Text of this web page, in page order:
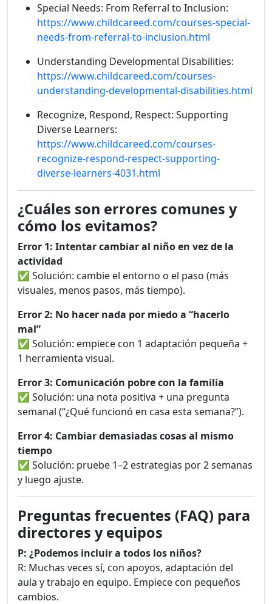
Special Needs: From Referral to Inclusion:
https://www.childcareed.com/courses-special-
needs-from-referral-to-inclusion.html
Understanding Developmental Disabilities:
https://www.childcareed.com/courses-
understanding-developmental-disabilities.html
Recognize, Respond, Respect: Supporting
Diverse Learners:
https://www.childcareed.com/courses-
recognize-respond-respect-supporting-
diverse-learners-4031.html
¿Cuáles son errores comunes y
cómo los evitamos?
Error 1: Intentar cambiar al niño en vez de la
actividad
✅ Solución: cambie el entorno o el paso (más
visuales, menos pasos, más tiempo).
Error 2: No hacer nada por miedo a “hacerlo
mal”
✅ Solución: empiece con 1 adaptación pequeña +
1 herramienta visual.
Error 3: Comunicación pobre con la familia
✅ Solución: una nota positiva + una pregunta
semanal (“¿Qué funcionó en casa esta semana?”).
Error 4: Cambiar demasiadas cosas al mismo
tiempo
✅ Solución: pruebe 1–2 estrategias por 2 semanas
y luego ajuste.
Preguntas frecuentes (FAQ) para
directores y equipos
P: ¿Podemos incluir a todos los niños?
R: Muchas veces sí, con apoyos, adaptación del
aula y trabajo en equipo. Empiece con pequeños
cambios.